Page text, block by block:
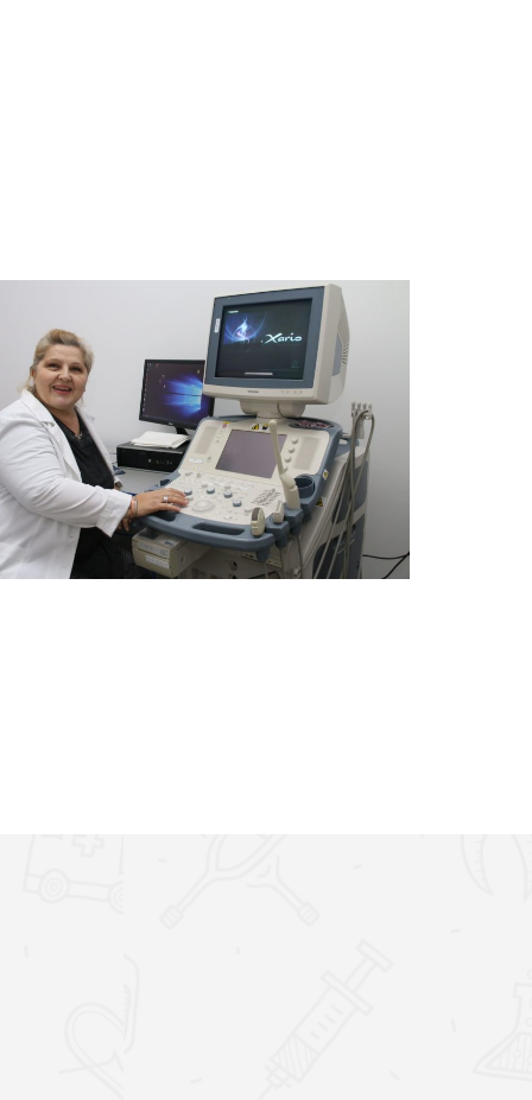
Dr Vesna Novičić Đonović obavlja ginekološke preglede